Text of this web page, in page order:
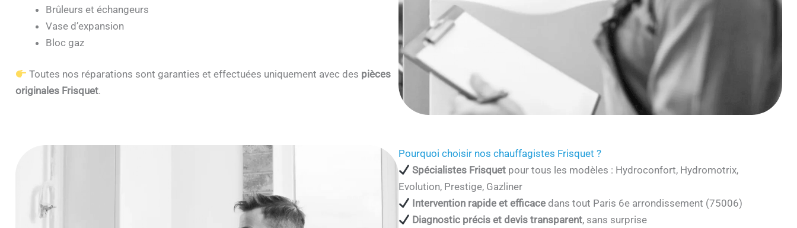
Brûleurs et échangeurs
Vase d’expansion
Bloc gaz
Toutes nos réparations sont garanties et effectuées uniquement avec des pièces
originales Frisquet.
Pourquoi choisir nos chauffagistes Frisquet ?
Spécialistes Frisquet pour tous les modèles : Hydroconfort, Hydromotrix,
Evolution, Prestige, Gazliner
Intervention rapide et efficace dans tout Paris 6e arrondissement (75006)
Diagnostic précis et devis transparent, sans surprise